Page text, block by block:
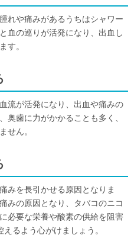
れや痛みがあるうちはシャワー
血の巡りが活発になり、出血し
す。
流が活発になり、出血や痛みの
奥歯に力がかかることも多く、
せん。
みを長引かせる原因となりま
みの原因となり、タバコのニコ
必要な栄養や酸素の供給を阻害
るよう心がけましょう。